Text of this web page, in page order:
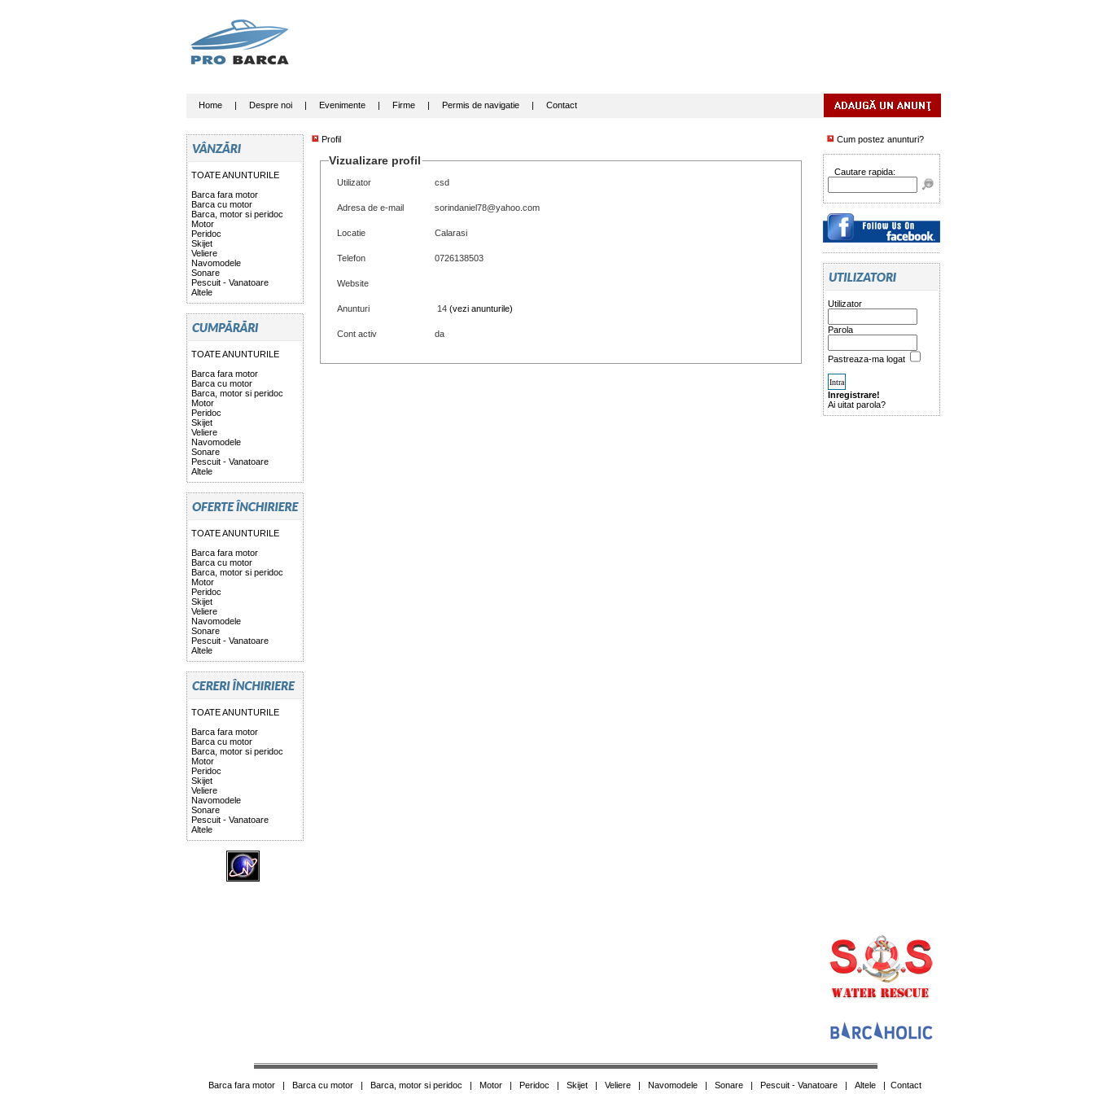
Home| Despre noi| Evenimente| Firme| Permis de navigatie| Contact
TOATE ANUNTURILE
Barca fara motor
Barca cu motor
Barca, motor si peridoc
Motor
Peridoc
Skijet
Veliere
Navomodele
Sonare
Pescuit - Vanatoare
Altele
TOATE ANUNTURILE
Barca fara motor
Barca cu motor
Barca, motor si peridoc
Motor
Peridoc
Skijet
Veliere
Navomodele
Sonare
Pescuit - Vanatoare
Altele
TOATE ANUNTURILE
Barca fara motor
Barca cu motor
Barca, motor si peridoc
Motor
Peridoc
Skijet
Veliere
Navomodele
Sonare
Pescuit - Vanatoare
Altele
TOATE ANUNTURILE
Barca fara motor
Barca cu motor
Barca, motor si peridoc
Motor
Peridoc
Skijet
Veliere
Navomodele
Sonare
Pescuit - Vanatoare
Altele
Profil
Vizualizare profil
Utilizator csd
Adresa de e-mail sorindaniel78@yahoo.com
Locatie Calarasi
Telefon 0726138503
Website
Anunturi 14 (vezi anunturile)
Cont activ da
Cum postez anunturi?
Cautare rapida:
Utilizator
Parola
Pastreaza-ma logat
Inregistrare!
Ai uitat parola?
Barca fara motor| Barca cu motor| Barca, motor si peridoc | Motor| Peridoc | Skijet| Veliere| Navomodele| Sonare| Pescuit - Vanatoare| Altele| Contact